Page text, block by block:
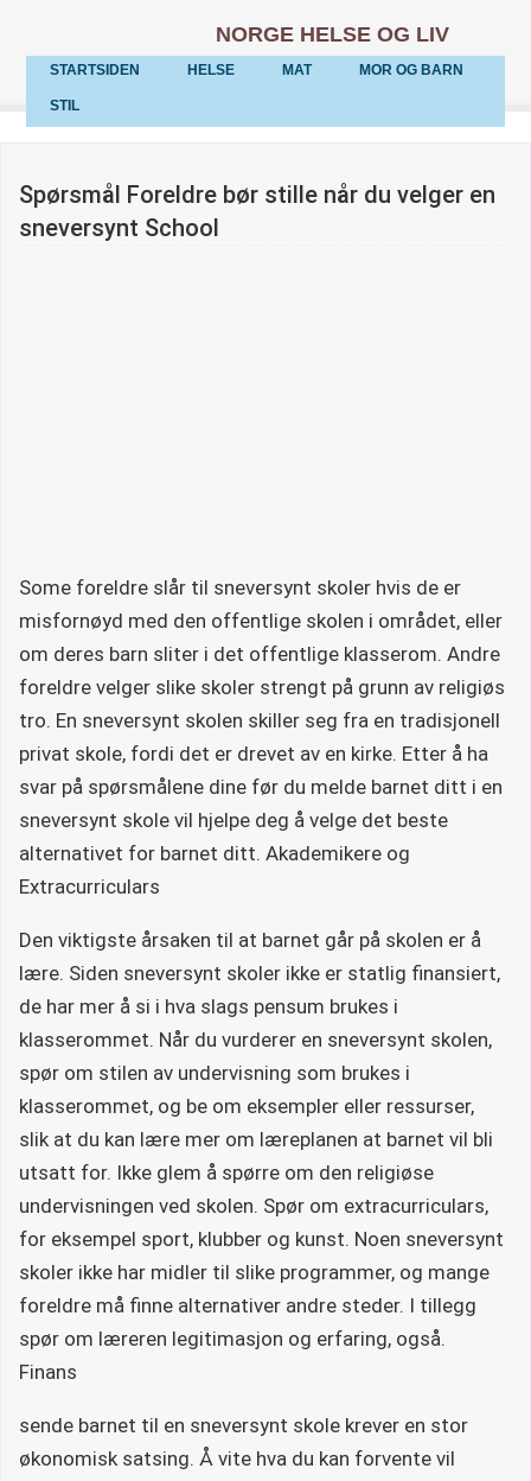
NORGE HELSE OG LIV
STARTSIDEN HELSE MAT MOR OG BARN
STIL
Spørsmål Foreldre bør stille når du velger en
sneversynt School
Some foreldre slår til sneversynt skoler hvis de er
misfornøyd med den offentlige skolen i området, eller
om deres barn sliter i det offentlige klasserom. Andre
foreldre velger slike skoler strengt på grunn av religiøs
tro. En sneversynt skolen skiller seg fra en tradisjonell
privat skole, fordi det er drevet av en kirke. Etter å ha
svar på spørsmålene dine før du melde barnet ditt i en
sneversynt skole vil hjelpe deg å velge det beste
alternativet for barnet ditt. Akademikere og
Extracurriculars
Den viktigste årsaken til at barnet går på skolen er å
lære. Siden sneversynt skoler ikke er statlig finansiert,
de har mer å si i hva slags pensum brukes i
klasserommet. Når du vurderer en sneversynt skolen,
spør om stilen av undervisning som brukes i
klasserommet, og be om eksempler eller ressurser,
slik at du kan lære mer om læreplanen at barnet vil bli
utsatt for. Ikke glem å spørre om den religiøse
undervisningen ved skolen. Spør om extracurriculars,
for eksempel sport, klubber og kunst. Noen sneversynt
skoler ikke har midler til slike programmer, og mange
foreldre må finne alternativer andre steder. I tillegg
spør om læreren legitimasjon og erfaring, også.
Finans
sende barnet til en sneversynt skole krever en stor
økonomisk satsing. Å vite hva du kan forvente vil